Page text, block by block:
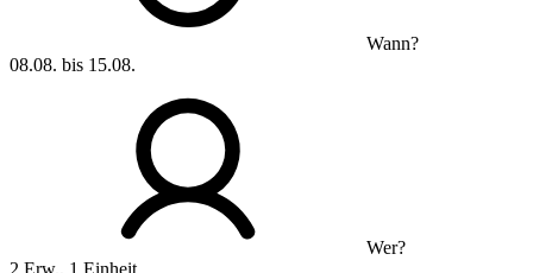
Wann?
08.08. bis 15.08.
Wer?
2 Erw., 1 Einheit